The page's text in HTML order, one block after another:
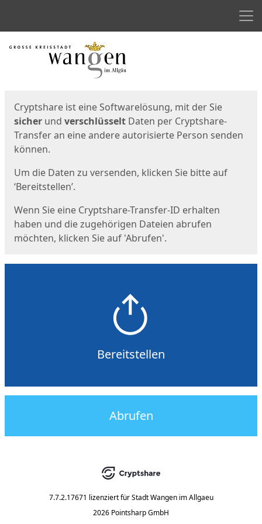
Start
Cryptshare ist eine Softwarelösung, mit der Sie
sicher und verschlüsselt Daten per Cryptshare-
Transfer an eine andere autorisierte Person senden
können.
Um die Daten zu versenden, klicken Sie bitte auf
‘Bereitstellen’.
Wenn Sie eine Cryptshare-Transfer-ID erhalten
haben und die zugehörigen Dateien abrufen
möchten, klicken Sie auf 'Abrufen'.
Bereitstellen
Abrufen
7.7.2.17671 lizenziert für Stadt Wangen im Allgaeu
2026 Pointsharp GmbH